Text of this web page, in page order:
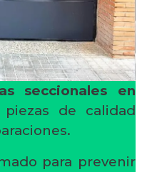
seccionales en
de calidad
para prevenir